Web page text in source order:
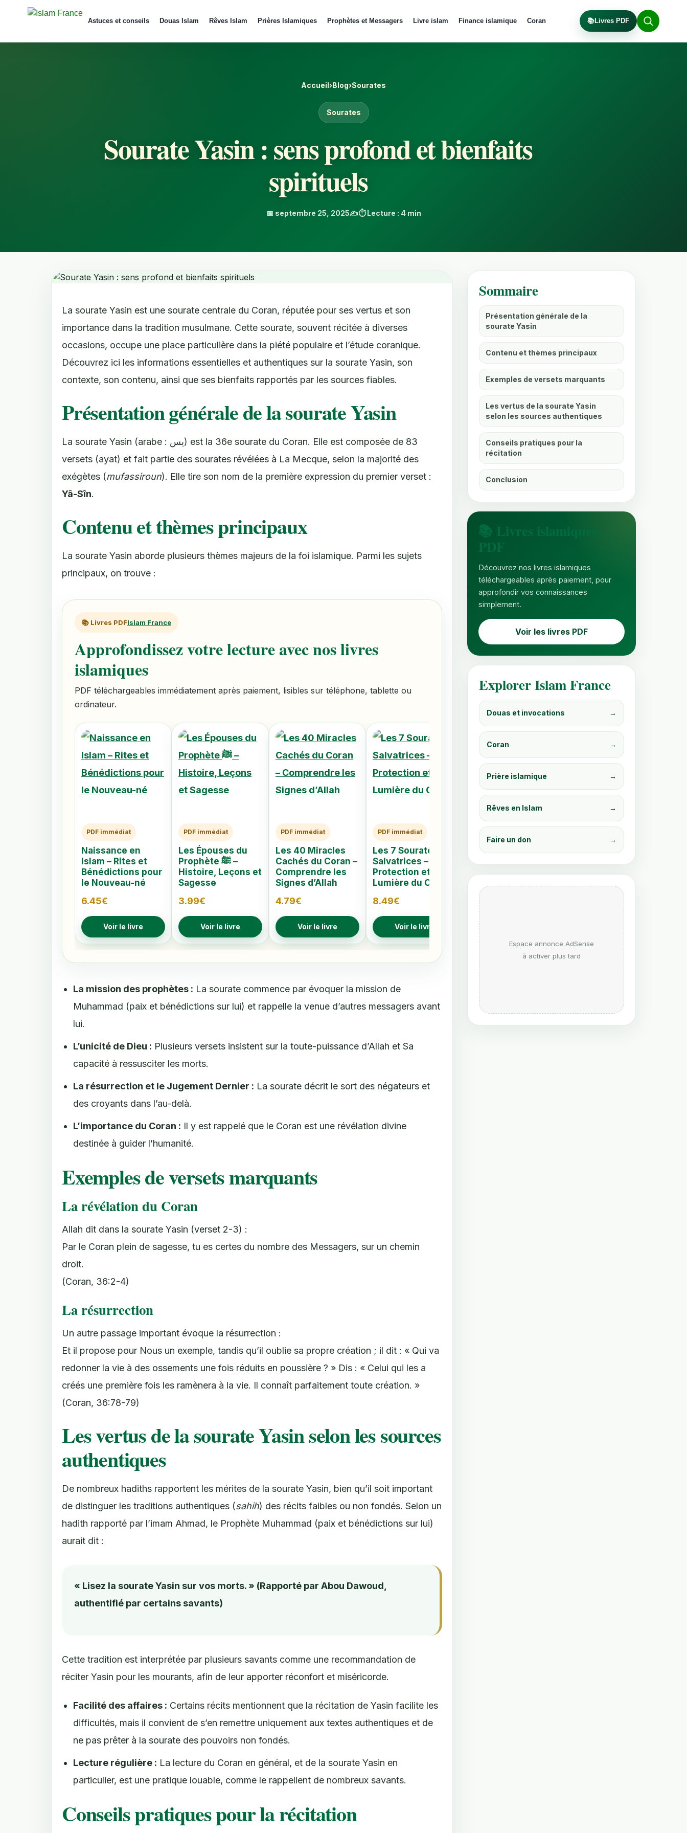
Astuces et conseils Douas Islam Rêves Islam Prières Islamiques Prophètes et Messagers Livre islam Finance islamique Coran 📚Livres PDF
Accueil›Blog›Sourates
Sourates
Sourate Yasin : sens profond et bienfaits
spirituels
📅 septembre 25, 2025✍️⏱️ Lecture : 4 min
La sourate Yasin est une sourate centrale du Coran, réputée pour ses vertus et son
importance dans la tradition musulmane. Cette sourate, souvent récitée à diverses
occasions, occupe une place particulière dans la piété populaire et l’étude coranique.
Découvrez ici les informations essentielles et authentiques sur la sourate Yasin, son
contexte, son contenu, ainsi que ses bienfaits rapportés par les sources fiables.
Présentation générale de la sourate Yasin
La sourate Yasin (arabe : يس) est la 36e sourate du Coran. Elle est composée de 83
versets (ayat) et fait partie des sourates révélées à La Mecque, selon la majorité des
exégètes (mufassiroun). Elle tire son nom de la première expression du premier verset :
Yâ-Sîn.
Contenu et thèmes principaux
La sourate Yasin aborde plusieurs thèmes majeurs de la foi islamique. Parmi les sujets
principaux, on trouve :
📚 Livres PDFIslam France
Approfondissez votre lecture avec nos livres
islamiques
PDF téléchargeables immédiatement après paiement, lisibles sur téléphone, tablette ou
ordinateur.
PDF immédiat
Naissance en
Islam – Rites et
Bénédictions pour
le Nouveau-né
6.45€
Voir le livre
PDF immédiat
Les Épouses du
Prophète ﷺ –
Histoire, Leçons et
Sagesse
3.99€
Voir le livre
PDF immédiat
Les 40 Miracles
Cachés du Coran –
Comprendre les
Signes d’Allah
4.79€
Voir le livre
PDF immédiat
Les 7 Sourates
Salvatrices –
Protection et
Lumière du Coran
8.49€
Voir le livre
PDF immédiat
Les Rêves en Islam
– Signification et
Messages
6.99
Les 99 Noms
d’Allah – Douas et
Invocations pour
Chaque Situation
Voir le livre
La mission des prophètes : La sourate commence par évoquer la mission de
Muhammad (paix et bénédictions sur lui) et rappelle la venue d’autres messagers avant
lui.
L’unicité de Dieu : Plusieurs versets insistent sur la toute-puissance d’Allah et Sa
capacité à ressusciter les morts.
La résurrection et le Jugement Dernier : La sourate décrit le sort des négateurs et
des croyants dans l’au-delà.
L’importance du Coran : Il y est rappelé que le Coran est une révélation divine
destinée à guider l’humanité.
Exemples de versets marquants
La révélation du Coran
Allah dit dans la sourate Yasin (verset 2-3) :
Par le Coran plein de sagesse, tu es certes du nombre des Messagers, sur un chemin
droit.
(Coran, 36:2-4)
La résurrection
Un autre passage important évoque la résurrection :
Et il propose pour Nous un exemple, tandis qu’il oublie sa propre création ; il dit : « Qui va
redonner la vie à des ossements une fois réduits en poussière ? » Dis : « Celui qui les a
créés une première fois les ramènera à la vie. Il connaît parfaitement toute création. »
(Coran, 36:78-79)
Les vertus de la sourate Yasin selon les sources
authentiques
De nombreux hadiths rapportent les mérites de la sourate Yasin, bien qu’il soit important
de distinguer les traditions authentiques (sahih) des récits faibles ou non fondés. Selon un
hadith rapporté par l’imam Ahmad, le Prophète Muhammad (paix et bénédictions sur lui)
aurait dit :
« Lisez la sourate Yasin sur vos morts. » (Rapporté par Abou Dawoud,
authentifié par certains savants)
Cette tradition est interprétée par plusieurs savants comme une recommandation de
réciter Yasin pour les mourants, afin de leur apporter réconfort et miséricorde.
Facilité des affaires : Certains récits mentionnent que la récitation de Yasin facilite les
difficultés, mais il convient de s’en remettre uniquement aux textes authentiques et de
ne pas prêter à la sourate des pouvoirs non fondés.
Lecture régulière : La lecture du Coran en général, et de la sourate Yasin en
particulier, est une pratique louable, comme le rappellent de nombreux savants.
Conseils pratiques pour la récitation
Sommaire
Présentation générale de la
sourate Yasin
Contenu et thèmes principaux
Exemples de versets marquants
Les vertus de la sourate Yasin
selon les sources authentiques
Conseils pratiques pour la
récitation
Conclusion
📚 Livres islamiques
PDF
Découvrez nos livres islamiques
téléchargeables après paiement, pour
approfondir vos connaissances
simplement.
Voir les livres PDF
Explorer Islam France
Douas et invocations →
Coran →
Prière islamique →
Rêves en Islam →
Faire un don →
Espace annonce AdSense
à activer plus tard